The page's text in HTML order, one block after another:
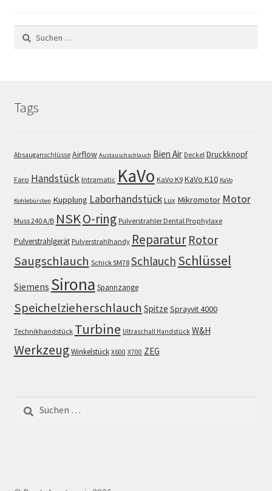
Suchen
nach:
Tags
Absauganschlüsse Airflow Austauschschlauch Bien Air Deckel Druckknopf
Faro Handstück Intramatic KaVo KaVo K9 KaVo K10 KaVo
Kohlebürsten Kupplung Laborhandstück Lux Mikromotor Motor
Muss 240 A/B NSKO-ring Pulverstrahler Dental Prophylaxe
Pulverstrahlgerät Pulverstrahlhandy Reparatur Rotor
Saugschlauch Schick SM78 Schlauch Schlüssel
Siemens Sirona Spannzange
Speichelzieherschlauch Spitze Sprayvit 4000
Technikhandstück Turbine Ultraschall Handstück W&H
WerkzeugWinkelstück X600 X700 ZEG
nach: